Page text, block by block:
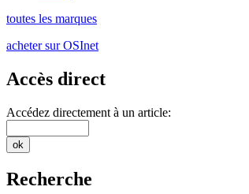
toutes les marques
acheter sur OSInet
Accès direct
Accédez directement à un article:
Recherche